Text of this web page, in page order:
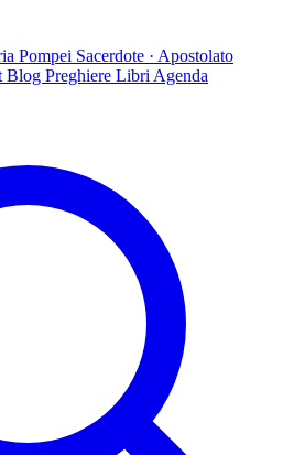
Pompei Sacerdote · Apostolato
Blog Preghiere Libri Agenda